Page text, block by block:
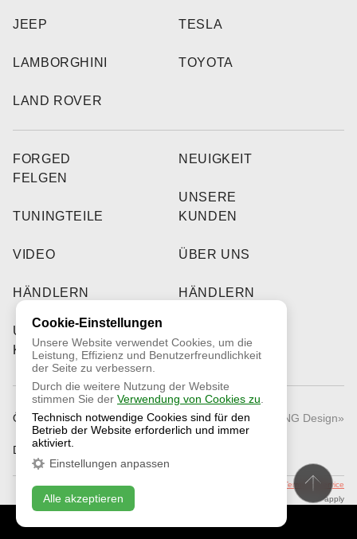
JEEP
LAMBORGHINI
LAND ROVER
TESLA
TOYOTA
FORGED
FELGEN
TUNINGTEILE
VIDEO
HÄNDLERN
UNSERE
KUNDEN
NEUIGKEIT
UNSERE
KUNDEN
ÜBER UNS
HÄNDLERN
© 2026 «RNG Design»
Öffentliches Angebot
Datenschutzrichtlinie
This site is protected by reCAPTCHA and the Google
Terms of Service
apply
Cookie-Einstellungen
Unsere Website verwendet Cookies, um die
Leistung, Effizienz und Benutzerfreundlichkeit
der Seite zu verbessern.
Durch die weitere Nutzung der Website
stimmen Sie der Verwendung von Cookies zu
Technisch notwendige Cookies sind für den
Betrieb der Website erforderlich und immer
aktiviert.
Einstellungen anpassen
Alle akzeptieren